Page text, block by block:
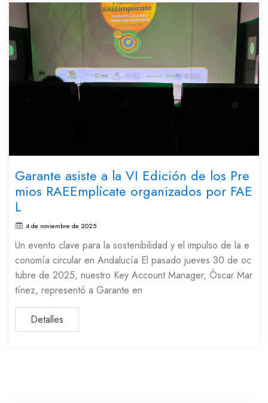
Garante asiste a la VI Edición de los Pre
mios RAEEmplícate organizados por FAE
L
4 de noviembre de 2025
Un evento clave para la sostenibilidad y el impulso de la e
conomía circular en Andalucía El pasado jueves 30 de oc
tubre de 2025, nuestro Key Account Manager, Óscar Mar
tínez, representó a Garante en
Detalles